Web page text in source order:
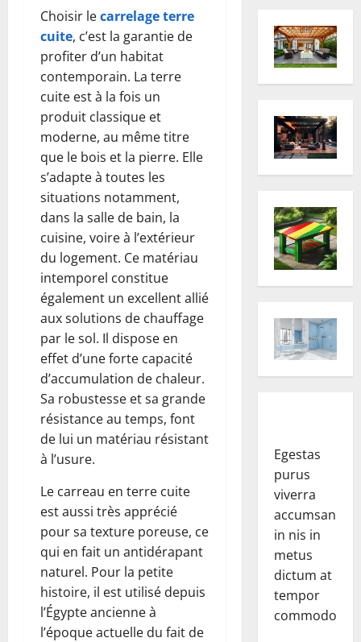
Choisir lecarrelage terre
cuite, c’est la garantie de
profiter d’un habitat
contemporain. La terre
cuite est à la fois un
produit classique et
moderne, au même titre
que le bois et la pierre. Elle
s’adapte à toutes les
situations notamment,
dans la salle de bain, la
cuisine, voire à l’extérieur
du logement. Ce matériau
intemporel constitue
également un excellent allié
aux solutions de chauffage
par le sol. Il dispose en
effet d’une forte capacité
d’accumulation de chaleur.
Sa robustesse et sa grande
résistance au temps, font
de lui un matériau résistant
à l’usure.
Le carreau en terre cuite
est aussi très apprécié
pour sa texture poreuse, ce
qui en fait un antidérapant
naturel. Pour la petite
histoire, il est utilisé depuis
l’Égypte ancienne à
l’époque actuelle du fait de
Egestas
purus
viverra
accumsan
in nis in
metus
dictum at
tempor
commodo.